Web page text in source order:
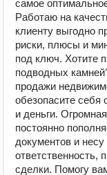
самое
Работаю на
клиенту выгодно
риски, плюсы и
под ключ. Хотите
подводных
продажи
обезопасите себя
и деньги.
постоянно
документов и
ответственность,
сделки. Помогу